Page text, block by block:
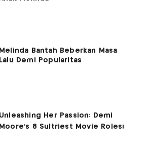
Melinda Bantah Beberkan Masa
Lalu Demi Popularitas